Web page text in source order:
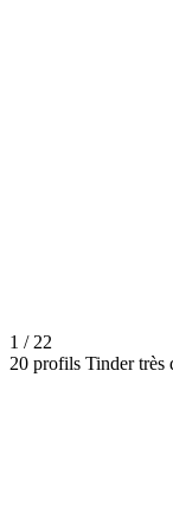
1 / 22
20 profils Tinder très